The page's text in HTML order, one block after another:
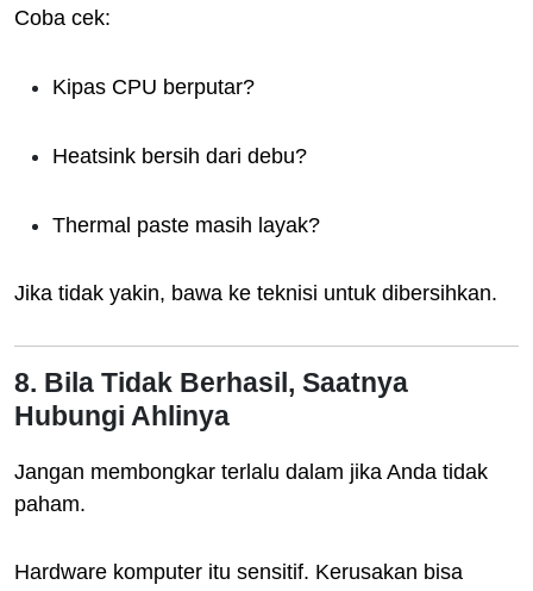
Coba cek:
Kipas CPU berputar?
Heatsink bersih dari debu?
Thermal paste masih layak?
Jika tidak yakin, bawa ke teknisi untuk dibersihkan.
8. Bila Tidak Berhasil, Saatnya
Hubungi Ahlinya
Jangan membongkar terlalu dalam jika Anda tidak
paham.
Hardware komputer itu sensitif. Kerusakan bisa